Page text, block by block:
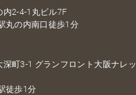
内2-4-1丸ビル7F
丸の内南口徒歩1分
町3-1 グランフロント大阪ナレッ
徒歩1分